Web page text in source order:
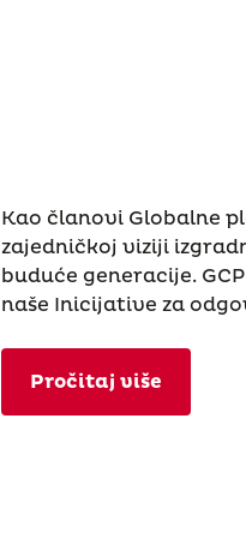
Kao članovi Globalne
zajedničkoj viziji
buduće generacije.
naše Inicijative za
Pročitaj više